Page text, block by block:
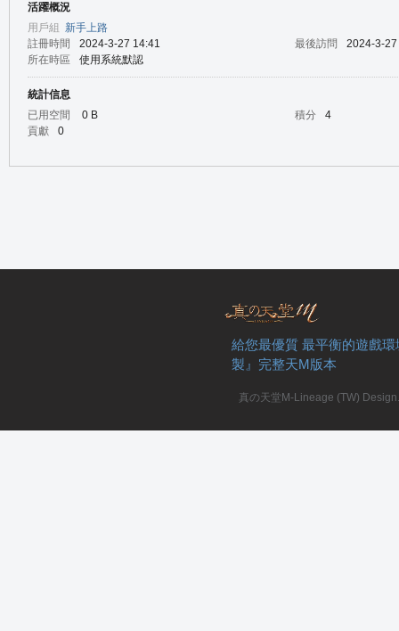
活躍概況
用戶組 新手上路
註冊時間
2024-3-27 14:41 最後訪問
2024-3-
所在時區
使用系統默認
統計信息
已用空間
0 B 積分
4
貢獻
0
給您最優質 最平衡的遊戲
製』完整天M版本
真の天堂M-Lineage (TW)